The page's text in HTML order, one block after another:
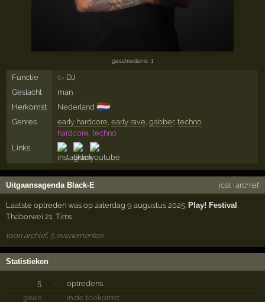
geschiedenis: 1
Functie 6× DJ
Geslacht
man
Herkomst
Nederland 🇳🇱
Genres early hardcore, early rave, gabber, techno
hardcore, techno
Links
Uitgaansagenda Black-E ical · archief
Laatste optreden was op zaterdag 9 augustus 2025: Play! Festival ,
Thaborwei 21,Tirns
toon archief, 5 evenementen
Statistieken
5 ·
optredens
geen
· in de toekomst